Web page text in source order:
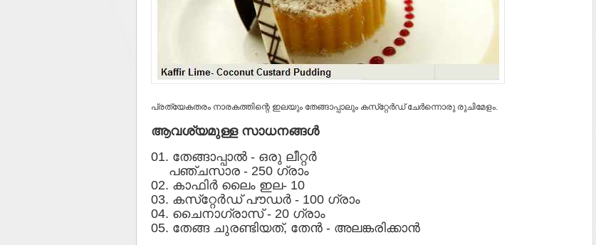
പ്രത്യേകതരം നാരകത്തിന്റെ ഇലയും തേങ്ങാപ്പാലും കസ്‌റ്റേര്‍ഡ് ചേര്‍ന്നൊരു രുചിമേളം.
ആവശ്യമുള്ള സാധനങ്ങള്‍
01. തേങ്ങാപ്പാല്‍ - ഒരു ലീറ്റര്‍
പഞ്ചസാര - 250 ഗ്രാം
02. കാഫിര്‍ ലൈം ഇല- 10
03. കസ്‌റ്റേര്‍ഡ് പൗഡര്‍ - 100 ഗ്രാം
04. ചൈനാഗ്രാസ് - 20 ഗ്രാം
05. തേങ്ങ ചുരണ്ടിയത്, തേന്‍ - അലങ്കരിക്കാന്‍